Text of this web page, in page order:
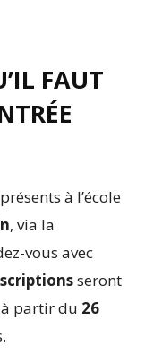
FAUT
à l’école
, via la
vous avec
seront
partir du 26